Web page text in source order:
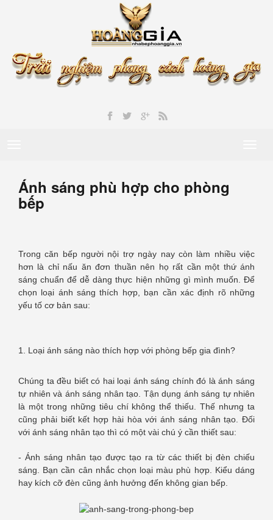
Ánh sáng phù hợp cho phòng
bếp
Trong căn bếp người nội trợ ngày nay còn làm nhiều việc
hơn là chỉ nấu ăn đơn thuần nên họ rất cần một thứ ánh
sáng chuẩn để dễ dàng thực hiện những gì mình muốn. Để
chọn loại ánh sáng thích hợp, bạn cần xác định rõ những
yếu tố cơ bản sau:
1. Loại ánh sáng nào thích hợp với phòng bếp gia đình?
Chúng ta đều biết có hai loại ánh sáng chính đó là ánh sáng
tự nhiên và ánh sáng nhân tạo. Tận dụng ánh sáng tự nhiên
là một trong những tiêu chí không thể thiếu. Thế nhưng ta
cũng phải biết kết hợp hài hòa với ánh sáng nhân tạo. Đối
với ánh sáng nhân tạo thì có một vài chú ý cần thiết sau:
- Ánh sáng nhân tạo được tạo ra từ các thiết bị đèn chiếu
sáng. Bạn cần cân nhắc chọn loại màu phù hợp. Kiểu dáng
hay kích cỡ đèn cũng ảnh hưởng đến không gian bếp.